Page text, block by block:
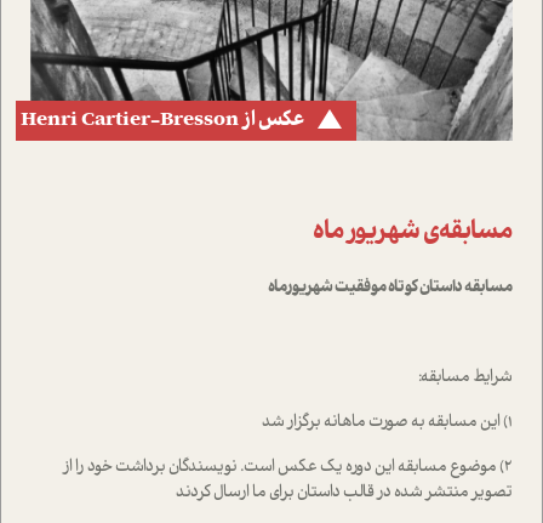
مسابقه‌ی شهریور ماه
مسابقه داستان کوتاه موفقیت شهریورماه
شرایط مسابقه:
۱) این مسابقه به صورت ماهانه برگزار شد
۲) موضوع مسابقه این دوره یک عکس است. نویسندگان برداشت خود را از
تصویر منتشر شده در قالب داستان برای ما ارسال کردند